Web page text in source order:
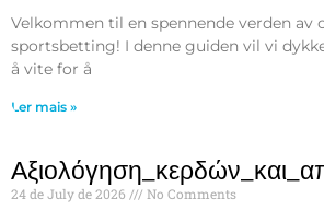
Velkommen til en spennende verden av
sportsbetting! I denne guiden vil vi
å vite for å
Ler mais »
24 de July de 2026 No Comments